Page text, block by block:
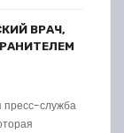
ВРАЧ,
пресс-служба